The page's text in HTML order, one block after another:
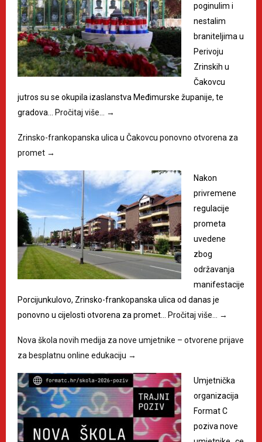
poginulim i
nestalim
braniteljima u
Perivoju
Zrinskih u
Čakovcu
jutros su se okupila izaslanstva Međimurske županije, te
gradova… Pročitaj više… →
Zrinsko-frankopanska ulica u Čakovcu ponovno otvorena za
promet →
Nakon
privremene
regulacije
prometa
uvedene
zbog
održavanja
manifestacije
Porcijunkulovo, Zrinsko-frankopanska ulica od danas je
ponovno u cijelosti otvorena za promet… Pročitaj više… →
Nova škola novih medija za nove umjetnike – otvorene prijave
za besplatnu online edukaciju →
Umjetnička
organizacija
Format C
poziva nove